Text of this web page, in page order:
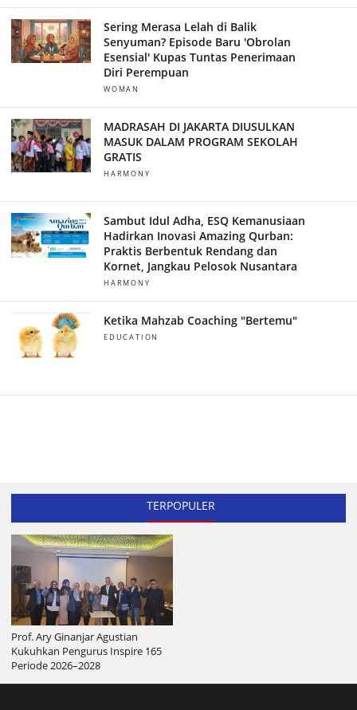
Sering Merasa Lelah di Balik
Senyuman? Episode Baru 'Obrolan
Esensial' Kupas Tuntas Penerimaan
Diri Perempuan
WOMAN
MADRASAH DI JAKARTA DIUSULKAN
MASUK DALAM PROGRAM SEKOLAH
GRATIS
HARMONY
Sambut Idul Adha, ESQ Kemanusiaan
Hadirkan Inovasi Amazing Qurban:
Praktis Berbentuk Rendang dan
Kornet, Jangkau Pelosok Nusantara
HARMONY
Ketika Mahzab Coaching "Bertemu"
EDUCATION
TERPOPULER
Prof. Ary Ginanjar Agustian
Kukuhkan Pengurus Inspire 165
Periode 2026–2028